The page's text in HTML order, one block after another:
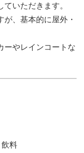
いただきます。
が、基本的に屋外・
ーやレインコートな
料